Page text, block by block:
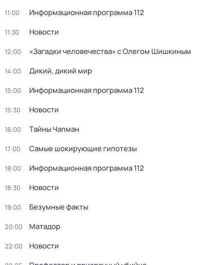
11:00 Информационная программа 112
11:30 Новости
12:00 «Загадки человечества» с Олегом Шишкиным
14:00 Дикий, дикий мир
15:00 Информационная программа 112
15:30 Новости
16:00 Тaйны Чапман
17:00 Самые шoкиpующие гипотезы
18:00 Информационная программа 112
18:30 Новости
19:00 Безумные факты
20:00 Матадор
22:00 Новости